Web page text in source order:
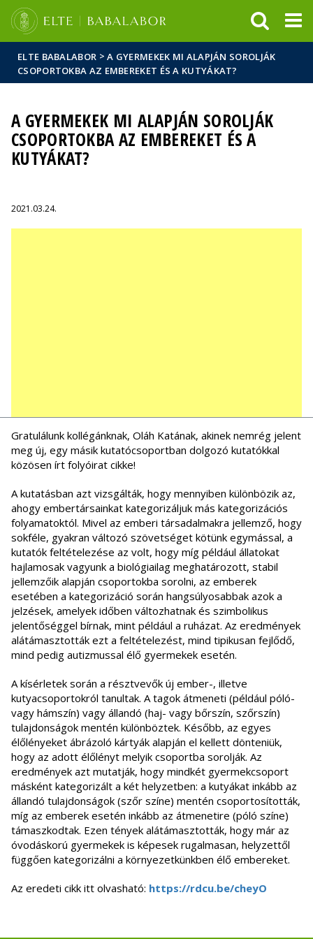
Hírek
Események
ELTE a
sajtóban
ELTE BABALABOR >A GYERMEKEK MI ALAPJÁN SOROLJÁK
CSOPORTOKBA AZ EMBEREKET ÉS A KUTYÁKAT?
A GYERMEKEK MI ALAPJÁN SOROLJÁK
CSOPORTOKBA AZ EMBEREKET ÉS A
KUTYÁKAT?
2021.03.24.
Gratulálunk kollégánknak, Oláh Katának, akinek nemrég jelent
meg új, egy másik kutatócsoportban dolgozó kutatókkal
közösen írt folyóirat cikke!
A kutatásban azt vizsgálták, hogy mennyiben különbözik az,
ahogy embertársainkat kategorizáljuk más kategorizációs
folyamatoktól. Mivel az emberi társadalmakra jellemző, hogy
sokféle, gyakran változó szövetséget kötünk egymással, a
kutatók feltételezése az volt, hogy míg például állatokat
hajlamosak vagyunk a biológiailag meghatározott, stabil
jellemzőik alapján csoportokba sorolni, az emberek
esetében a kategorizáció során hangsúlyosabbak azok a
jelzések, amelyek időben változhatnak és szimbolikus
jelentőséggel bírnak, mint például a ruházat. Az eredmények
alátámasztották ezt a feltételezést, mind tipikusan fejlődő,
mind pedig autizmussal élő gyermekek esetén.
A kísérletek során a résztvevők új ember-, illetve
kutyacsoportokról tanultak. A tagok átmeneti (például póló-
vagy hámszín) vagy állandó (haj- vagy bőrszín, szőrszín)
tulajdonságok mentén különböztek. Később, az egyes
élőlényeket ábrázoló kártyák alapján el kellett dönteniük,
hogy az adott élőlényt melyik csoportba sorolják. Az
eredmények azt mutatják, hogy mindkét gyermekcsoport
másként kategorizált a két helyzetben: a kutyákat inkább az
állandó tulajdonságok (szőr színe) mentén csoportosították,
míg az emberek esetén inkább az átmenetire (póló színe)
támaszkodtak. Ezen tények alátámasztották, hogy már az
óvodáskorú gyermekek is képesek rugalmasan, helyzettől
függően kategorizálni a környezetkünkben élő embereket.
Az eredeti cikk itt olvasható: https://rdcu.be/cheyO